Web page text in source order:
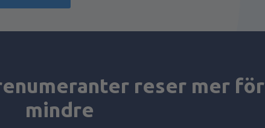
reser mer för
mindre